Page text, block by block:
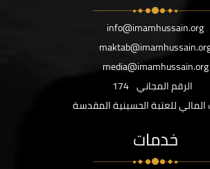
info@imamhussain.org
media@imamhussain.org
الرقم المجاني 174
للعتبة الحسينية المقدسة
خدمات